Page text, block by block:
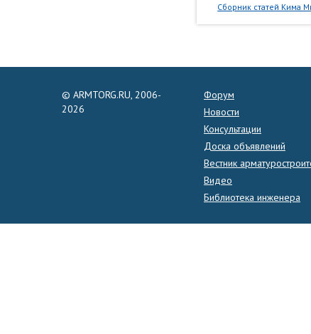
Сборник статей Кима
© ARMTORG.RU, 2006-
2026
Форум
Новости
Консультации
Доска объявлений
Вестник
Видео
Библиотека инженера